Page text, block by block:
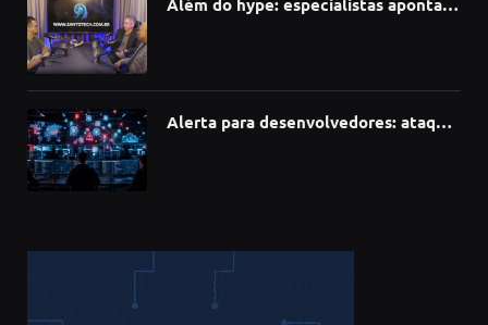
Além do hype: especialistas apontam
Alerta para desenvolvedores: ataque